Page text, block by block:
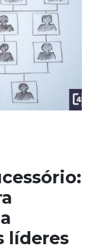
líderes